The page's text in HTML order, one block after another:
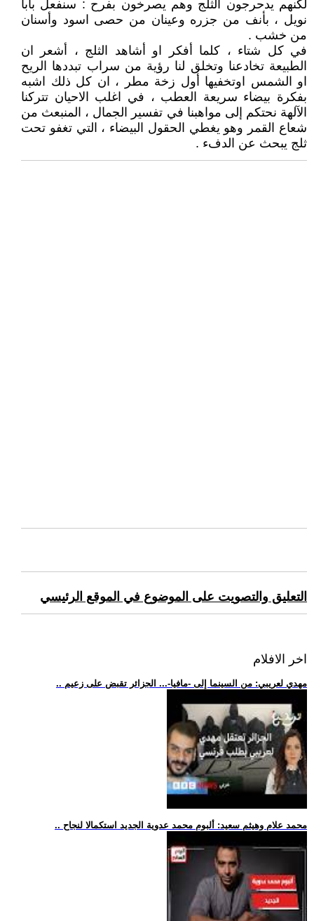
لكنهم يدحرجون الثلج وهم يصرخون بفرح : سنفعل بابا
نويل ، بأنف من جزره وعينان من حصى اسود وأسنان
من خشب .
في كل شتاء ، كلما أفكر او أشاهد الثلج ، أشعر ان
الطبيعة تخادعنا وتخلق لنا رؤية من سراب تبددها الريح
او الشمس اوتخفيها أول زخة مطر ، ان كل ذلك اشبه
بفكرة بيضاء سريعة العطب ، في اغلب الاحيان تتركنا
الآلهة نحتكم إلى مواهبنا في تفسير الجمال ، المنبعث من
شعاع القمر وهو يغطي الحقول البيضاء ، التي تغفو تحت
ثلج يبحث عن الدفء .
التعليق والتصويت على الموضوع في الموقع الرئيسي
اخر الافلام
.. مهدي لعريبي: من السينما إلى -مافيا-... الجزائر تقبض على زعيم
.. محمد علام وهيثم سعيد: ألبوم محمد عدوية الجديد استكمالا لنجاح